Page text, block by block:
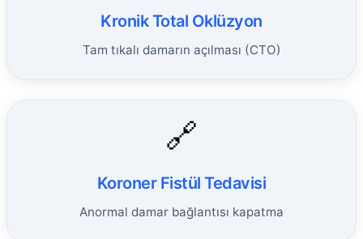
Kronik Total Oklüzyon
Tam tıkalı damarın açılması (CTO)
🔗
Koroner Fistül Tedavisi
Anormal damar bağlantısı kapatma